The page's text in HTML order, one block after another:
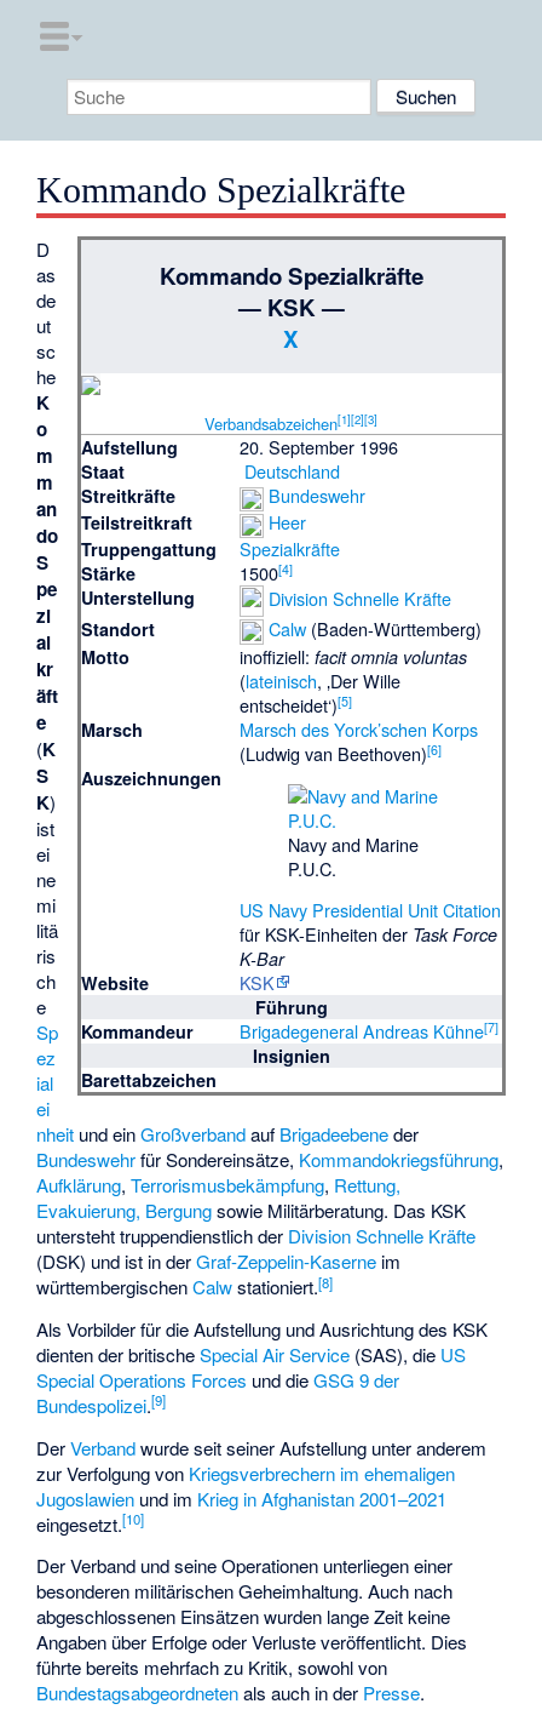
Kommando Spezialkräfte
Kommando Spezialkräfte
— KSK —
X
Verbandsabzeichen[1][2][3]
Aufstellung 20. September 1996
Staat Deutschland
Streitkräfte Bundeswehr
Teilstreitkraft Heer
Truppengattung Spezialkräfte
Stärke 1500[4]
Unterstellung Division Schnelle Kräfte
Standort Calw(Baden-Württemberg)
Motto inoffiziell: facit omnia voluntas
(lateinisch, ‚Der Wille
entscheidet‘)[5]
Marsch
Marsch des Yorck’schen Korps
(Ludwig van Beethoven)[6]
Auszeichnungen
Navy and Marine
P.U.C.
US Navy Presidential Unit Citation
für KSK-Einheiten der Task Force
K-Bar
Website
KSK
Führung
Kommandeur
Brigadegeneral Andreas Kühne[7]
Insignien
Barettabzeichen
D
as
de
ut
sc
he
K
o
m
m
an
do
S
pe
zi
al
kr
äft
e
(K
S
K)
ist
ei
ne
mi
litä
ris
ch
e
Sp
ez
ial
ei
nheit und einGroßverbandauf Brigadeebeneder
Bundeswehrfür Sondereinsätze, Kommandokriegsführung,
Aufklärung,Terrorismusbekämpfung, Rettung,
Evakuierung, Bergungsowie Militärberatung. Das KSK
untersteht truppendienstlich der Division Schnelle Kräfte
(DSK) und ist in derGraf-Zeppelin-Kaserne im
württembergischenCalwstationiert.[8]
Als Vorbilder für die Aufstellung und Ausrichtung des KSK
dienten der britischeSpecial Air Service (SAS), die US
Special Operations Forces und dieGSG 9 der
Bundespolizei.[9]
DerVerbandwurde seit seiner Aufstellung unter anderem
zur Verfolgung von Kriegsverbrechern im ehemaligen
Jugoslawien und im Krieg in Afghanistan 2001–2021
eingesetzt.[10]
Der Verband und seine Operationen unterliegen einer
besonderen militärischen Geheimhaltung. Auch nach
abgeschlossenen Einsätzen wurden lange Zeit keine
Angaben über Erfolge oder Verluste veröffentlicht. Dies
führte bereits mehrfach zu Kritik, sowohl von
Bundestagsabgeordnetenals auch in der Presse.